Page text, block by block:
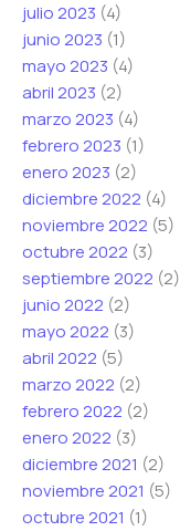
julio 2023 (4)
junio 2023 (1)
mayo 2023 (4)
abril 2023 (2)
marzo 2023 (4)
febrero 2023 (1)
enero 2023 (2)
diciembre 2022 (4)
noviembre 2022 (5)
octubre 2022 (3)
septiembre 2022 (2)
junio 2022 (2)
mayo 2022 (3)
abril 2022 (5)
marzo 2022 (2)
febrero 2022 (2)
enero 2022 (3)
diciembre 2021 (2)
noviembre 2021 (5)
octubre 2021 (1)